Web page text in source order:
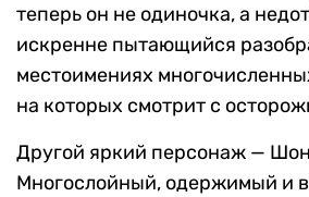
теперь он не одиночка, а
искренне пытающийся
местоимениях
на которых смотрит с
Другой яркий персонаж —
Многослойный, одержимый и